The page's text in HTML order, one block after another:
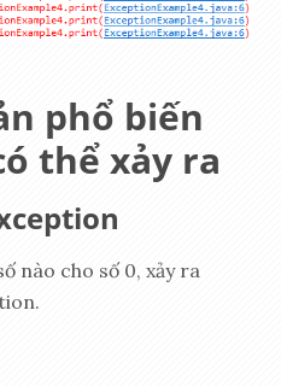
phổ biến
thể xảy ra
nào cho số 0, xảy ra